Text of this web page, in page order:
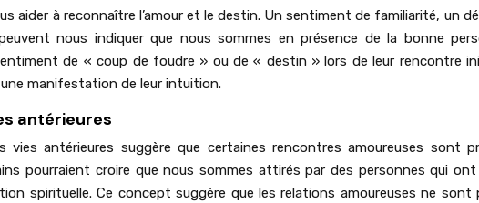
aider à reconnaître l’amour et le destin. Un sentiment de familiarité, un
nous indiquer que nous sommes en présence de la bonne
de « coup de foudre » ou de « destin » lors de leur rencontre
manifestation de leur intuition.
antérieures
vies antérieures suggère que certaines rencontres amoureuses sont
pourraient croire que nous sommes attirés par des personnes qui
spirituelle. Ce concept suggère que les relations amoureuses ne sont